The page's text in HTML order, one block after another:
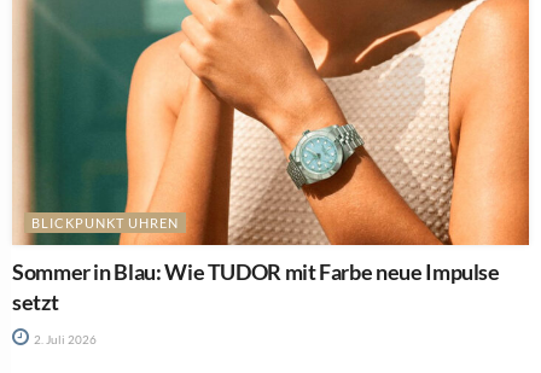
BLICKPUNKT UHREN
Sommer in Blau: Wie TUDOR mit Farbe neue Impulse
setzt
2. Juli 2026